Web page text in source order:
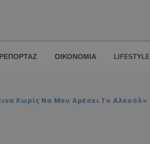
ΟΙΚΟΝΟΜΙΑ LIFESTYLE
Χωρίς Να Μου Αρέσει Το Αλκοόλ»